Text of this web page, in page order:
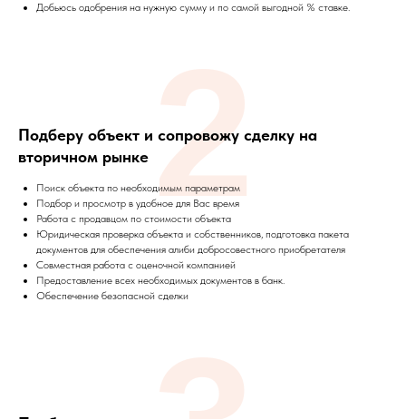
Добьюсь одобрения на нужную сумму и по самой выгодной % ставке.
Подберу объект и сопровожу сделку на
вторичном рынке
Поиск объекта по необходимым параметрам
Подбор и просмотр в удобное для Вас время
Работа с продавцом по стоимости объекта
Юридическая проверка объекта и собственников, подготовка пакета
документов для обеспечения алиби добросовестного приобретателя
Совместная работа с оценочной компанией
Предоставление всех необходимых документов в банк.
Обеспечение безопасной сделки
2